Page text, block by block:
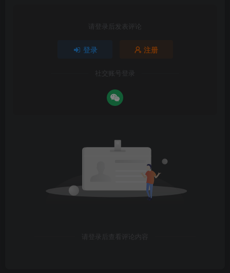
请登录后发表评论
登录 注册
社交账号登录
请登录后查看评论内容